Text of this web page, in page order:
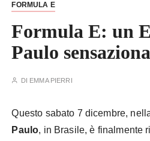
FORMULA E
Formula E: un
Paulo
DI EMMA PIERRI
Questo sabato 7 dicembre,
Paulo, in Brasile, è finalmente